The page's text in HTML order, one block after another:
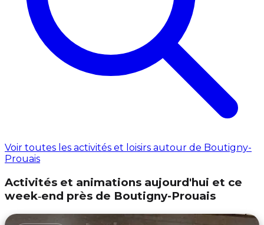
Voir toutes les activités et loisirs autour de Boutigny-
Prouais
Activités et animations aujourd'hui et ce
week‑end près de Boutigny-Prouais